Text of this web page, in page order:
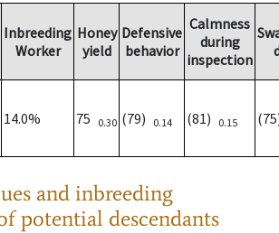
Inbreeding
Worker
Honey
yield
Defensive
behavior
Calmness
during
inspection
14.0% 75 0.30 (79) 0.14 (81) 0.15
and inbreeding
potential descendants